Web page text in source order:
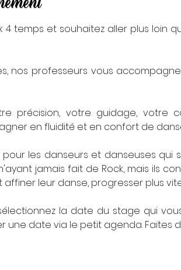
4 temps et souhaitez aller plus loin
nos professeurs vous
précision, votre guidage, votre
en fluidité et en confort de
les danseurs et danseuses qui
jamais fait de Rock, mais ils
affiner leur danse, progresser plus
la date du stage qui
une date via le petit agenda. Faites